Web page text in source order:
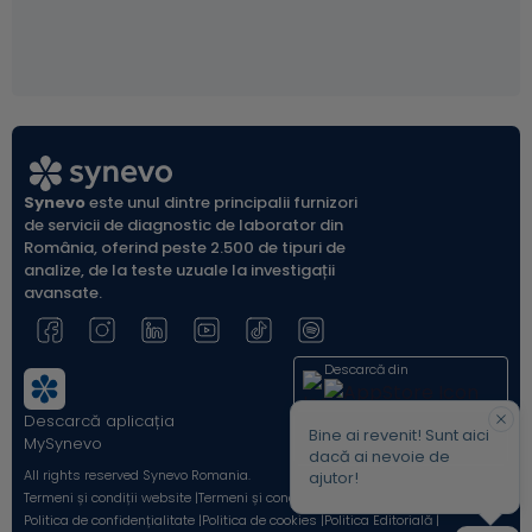
Synevoeste unul dintre principalii furnizori
de servicii de diagnostic de laborator din
România, oferind peste 2.500 de tipuri de
analize, de la teste uzuale la investigații
avansate.
Descarcă aplicația
MySynevo
Descarcă din
All rights reserved Synevo Romania.
Termeni și condiții website |Termeni și condiții Shop Online |
Politica de confidențialitate |Politica de cookies |Politica Editorială |
Bine ai revenit! Sunt aici
dacă ai nevoie de
ajutor!